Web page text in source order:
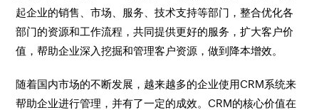
起企业的销售、市场、服务、技术支持等部门，整合优化各
部门的资源和工作流程，共同提供更好的服务，扩大客户价
值，帮助企业深入挖掘和管理客户资源，做到降本增效。
随着国内市场的不断发展，越来越多的企业使用CRM系统来
帮助企业进行管理，并有了一定的成效。CRM的核心价值在